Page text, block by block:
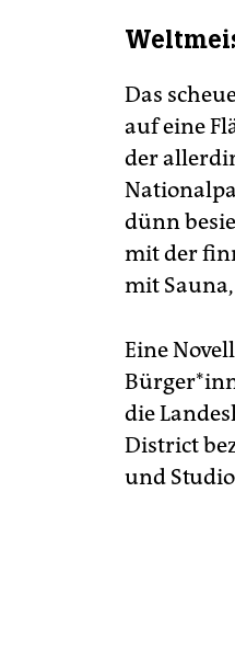
Das
auf eine
der
dünn
mit der
mit
Eine
die
District
und